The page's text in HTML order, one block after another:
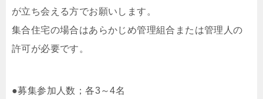
が立ち会える方でお願いします。
集合住宅の場合はあらかじめ管理組合または管理人の
許可が必要です。
●募集参加人数；各3～4名